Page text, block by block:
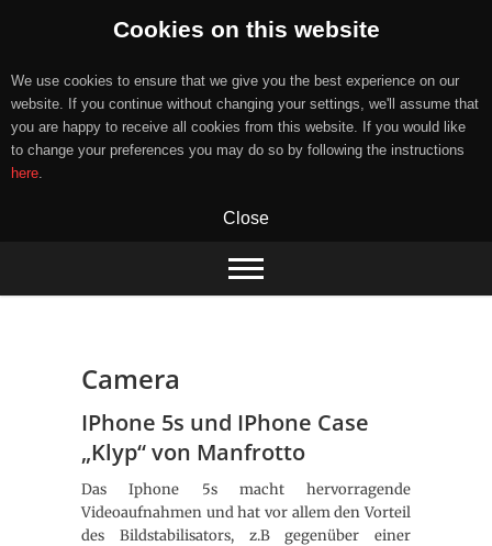
Cookies on this website
We use cookies to ensure that we give you the best experience on our
website. If you continue without changing your settings, we'll assume that
you are happy to receive all cookies from this website. If you would like
to change your preferences you may do so by following the instructions
here.
Close
content
Camera
IPhone 5s und IPhone Case
„Klyp“ von Manfrotto
Das Iphone 5s macht hervorragende
Videoaufnahmen und hat vor allem den Vorteil
des Bildstabilisators, z.B gegenüber einer